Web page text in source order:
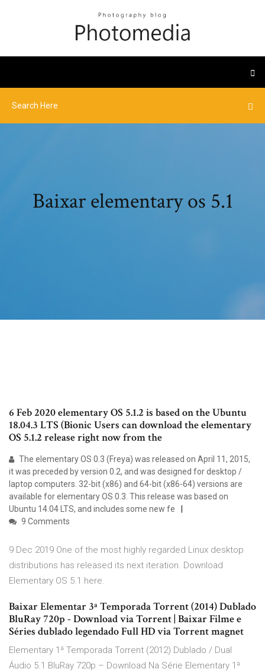
Baixar elementary os 5.1
6 Feb 2020 elementary OS 5.1.2 is based on the Ubuntu
18.04.3 LTS (Bionic Users can download the elementary
OS 5.1.2 release right now from the
The elementary OS 0.3 (Freya) was released on April 11, 2015,
it was preceded by version 0.2, and was designed for desktop /
laptop computers. 32-bit (x86) and 64-bit (x86-64) versions are
available for elementary OS 0.3. This release was based on
Ubuntu 14.04 LTS, and includes some new fe
9 Comments
9 Dec 2019 One of the most highly regarded Linux desktop
distributions has released its next iteration. Download
Elementary OS 5.1 here.
Baixar Elementar 3ª Temporada Torrent (2014) Dublado
BluRay 720p - Download via Torrent | Baixar Filme e
Séries dublado legendado Full HD via Torrent magnet
Elementary 1ª Temporada Torrent (2012) Dublado / Dual
Áudio 5.1 BluRay 720p – Download Na Série Elementary 1ª